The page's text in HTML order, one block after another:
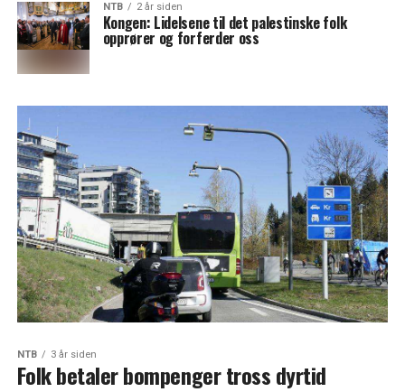
NTB 2 år siden
Kongen: Lidelsene til det palestinske folk
opprører og forferder oss
NTB 3 år siden
Folk betaler bompenger tross dyrtid